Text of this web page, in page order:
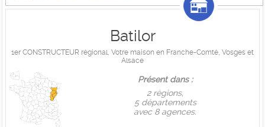
Batilor
1er CONSTRUCTEUR régional, Votre maison en Franche-Comté, Vosges et
Alsace
Présent dans :
2 règions,
5 départements
avec 8 agences.